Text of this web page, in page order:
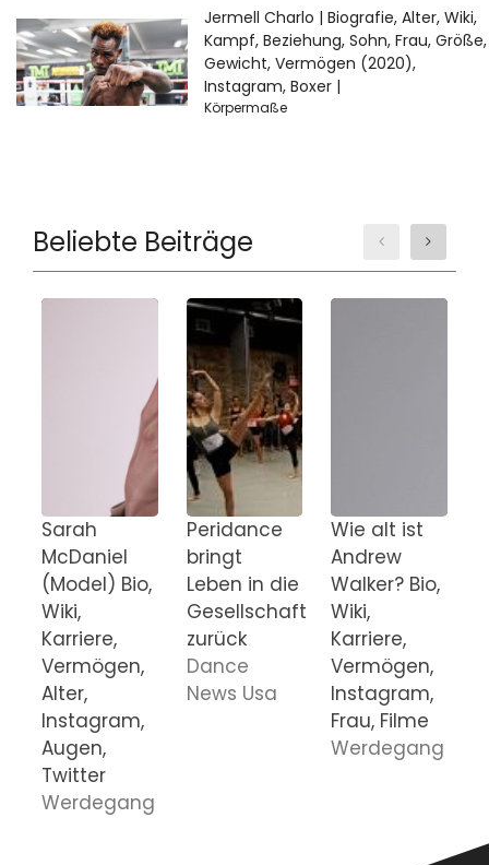
Jermell Charlo | Biografie, Alter, Wiki,
Kampf, Beziehung, Sohn, Frau, Größe,
Gewicht, Vermögen (2020),
Instagram, Boxer |
Körpermaße
Beliebte Beiträge
Sarah
McDaniel
(Model) Bio,
Wiki,
Karriere,
Vermögen,
Alter,
Instagram,
Augen,
Twitter
Werdegang
Peridance
bringt
Leben in die
Gesellschaft
zurück
Dance
News Usa
Wie alt ist
Andrew
Walker? Bio,
Wiki,
Karriere,
Vermögen,
Instagram,
Frau, Filme
Werdegang